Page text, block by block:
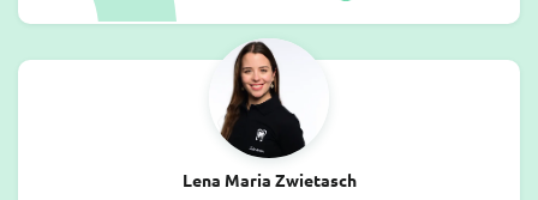
Lena Maria Zwietasch